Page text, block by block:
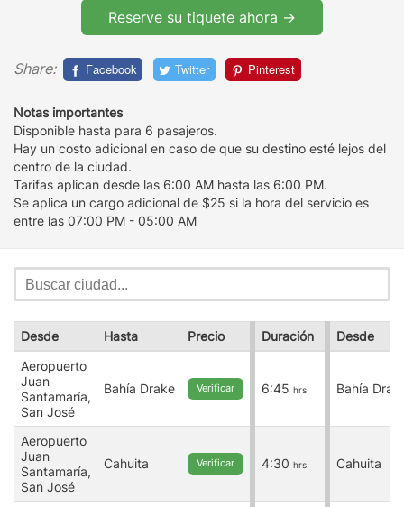
Reserve su tiquete ahora ->
Share: Facebook Twitter Pinterest
Notas importantes
Disponible hasta para 6 pasajeros.
Hay un costo adicional en caso de que su destino esté lejos del
centro de la ciudad.
Tarifas aplican desde las 6:00 AM hasta las 6:00 PM.
Se aplica un cargo adicional de $25 si la hora del servicio es
entre las 07:00 PM - 05:00 AM
Desde Hasta Precio Duración
Desde
Aeropuerto
Juan
Santamaría,
San José
Bahía Drake Verificar 6:45 hrs Bahía
Aeropuerto
Juan
Santamaría,
San José
Cahuita Verificar 4:30 hrs Cahuita